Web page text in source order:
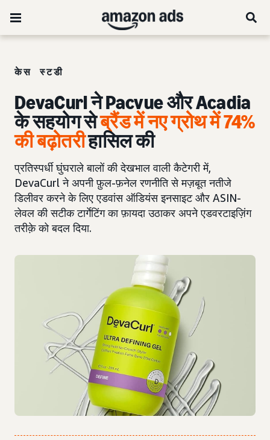
केस स्टडी
DevaCurl ने Pacvue और Acadia
के सहयोग सेब्रैंड में नए ग्रोथ में 74%
की बढ़ोतरीहासिल की
प्रतिस्पर्धी घुंघराले बालों की देखभाल वाली कैटेगरी में,
DevaCurl ने अपनी फ़ुल-फ़नेल रणनीति से मज़बूत नतीजे
डिलीवर करने के लिए एडवांस ऑडियंस इनसाइट और ASIN-
लेवल की सटीक टार्गेटिंग का फ़ायदा उठाकर अपने एडवरटाइज़िंग
तरीक़े को बदल दिया.